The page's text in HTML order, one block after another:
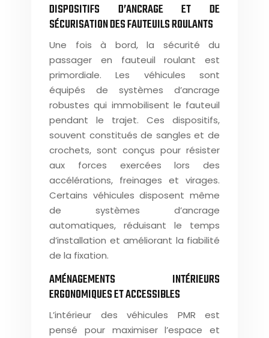
DISPOSITIFS D’ANCRAGE ET DE
SÉCURISATION DES FAUTEUILS ROULANTS
Une fois à bord, la sécurité du
passager en fauteuil roulant est
primordiale. Les véhicules sont
équipés de systèmes d’ancrage
robustes qui immobilisent le fauteuil
pendant le trajet. Ces dispositifs,
souvent constitués de sangles et de
crochets, sont conçus pour résister
aux forces exercées lors des
accélérations, freinages et virages.
Certains véhicules disposent même
de systèmes d’ancrage
automatiques, réduisant le temps
d’installation et améliorant la fiabilité
de la fixation.
AMÉNAGEMENTS INTÉRIEURS
ERGONOMIQUES ET ACCESSIBLES
L’intérieur des véhicules PMR est
pensé pour maximiser l’espace et